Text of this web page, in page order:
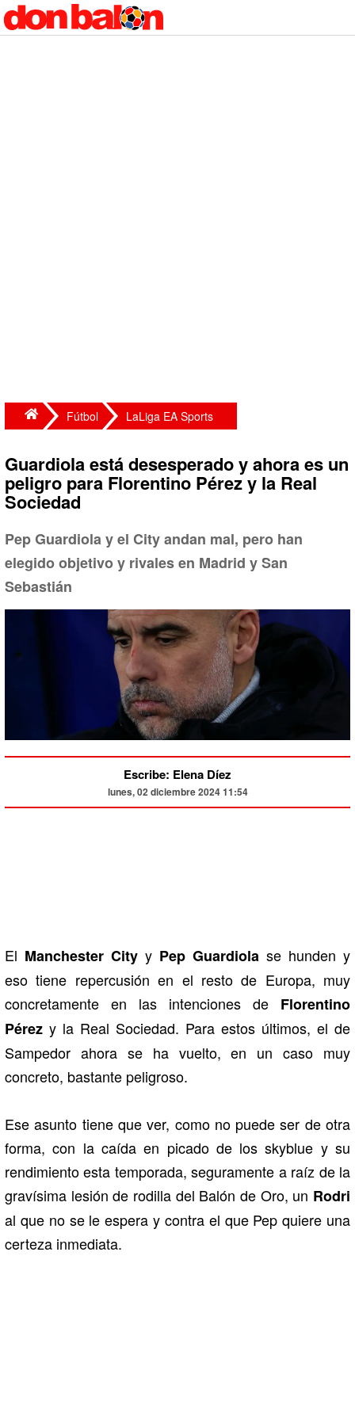
Fútbol LaLiga EA Sports
Guardiola está desesperado y ahora es un
peligro para Florentino Pérez y la Real
Sociedad
Pep Guardiola y el City andan mal, pero han
elegido objetivo y rivales en Madrid y San
Sebastián
Escribe: Elena Díez
lunes, 02 diciembre 2024 11:54
El Manchester City y Pep Guardiola se hunden y
eso tiene repercusión en el resto de Europa, muy
concretamente en las intenciones de Florentino
Pérez y la Real Sociedad. Para estos últimos, el de
Sampedor ahora se ha vuelto, en un caso muy
concreto, bastante peligroso.
Ese asunto tiene que ver, como no puede ser de otra
forma, con la caída en picado de los skyblue y su
rendimiento esta temporada, seguramente a raíz de la
gravísima lesión de rodilla del Balón de Oro, un Rodri
al que no se le espera y contra el que Pep quiere una
certeza inmediata.